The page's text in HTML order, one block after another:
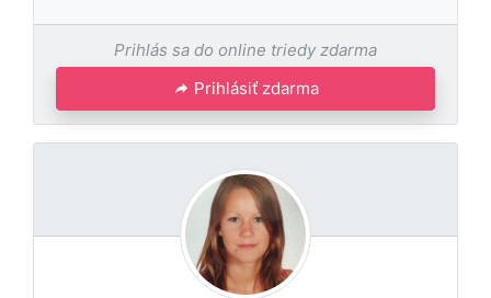
Prihlás sa do online triedy zdarma
Prihlásiť zdarma